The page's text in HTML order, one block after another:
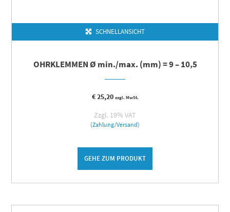
SCHNELLANSICHT
OHRKLEMMEN Ø min./max. (mm) = 9 – 10,5
€25,20 zzgl. MwSt.
Zzgl. 19% VAT
(Zahlung/Versand)
GEHE ZUM PRODUKT